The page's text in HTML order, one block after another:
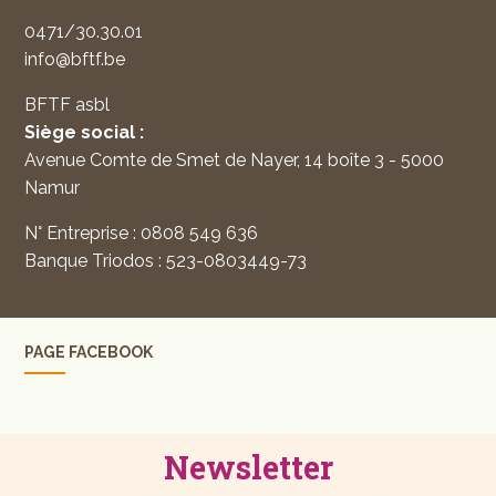
0471/30.30.01
info@bftf.be
BFTF asbl
Siège social :
Avenue Comte de Smet de Nayer, 14 boîte 3 - 5000
Namur
N° Entreprise : 0808 549 636
Banque Triodos : 523-0803449-73
PAGE FACEBOOK
Newsletter